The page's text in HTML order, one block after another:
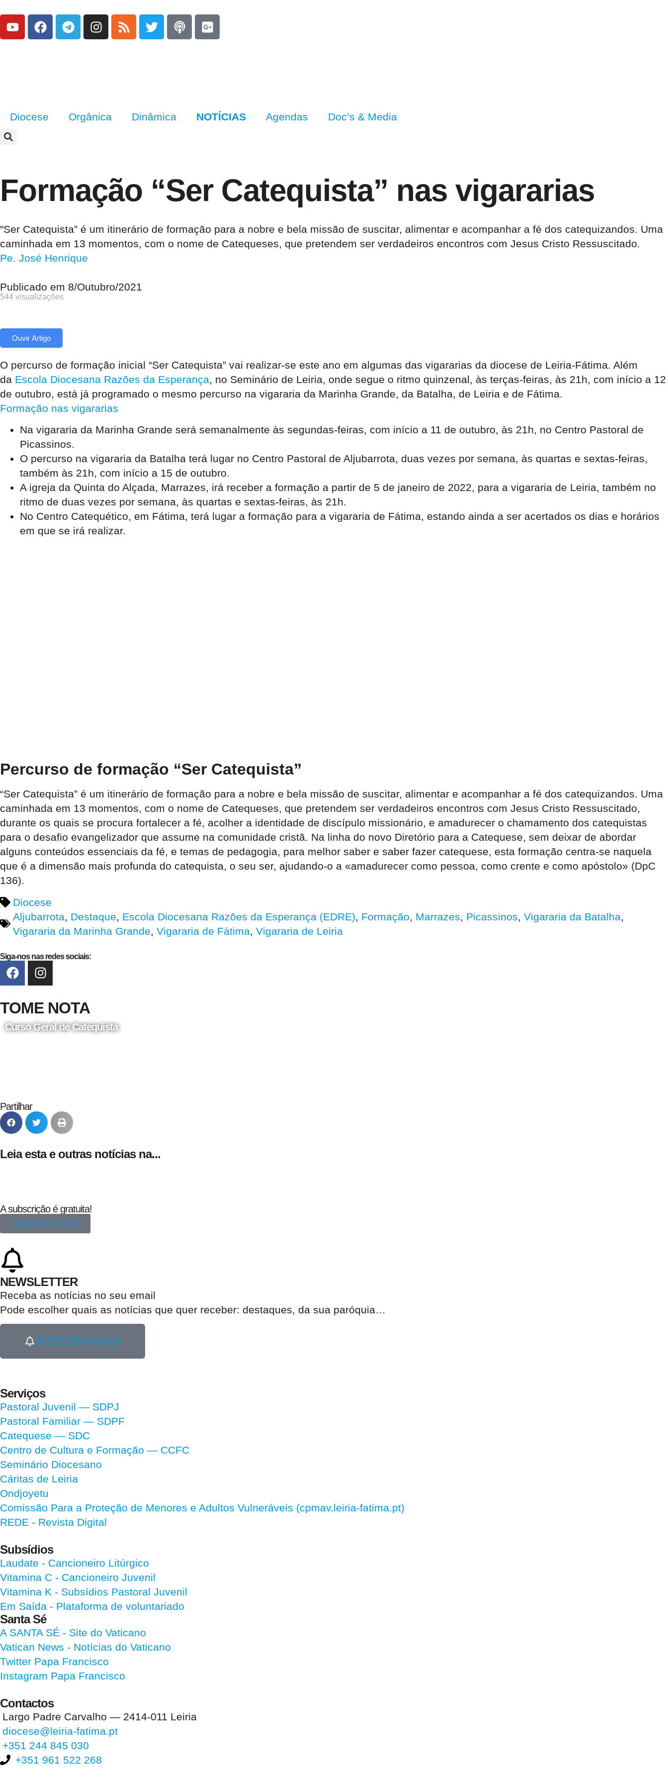
Diocese Orgânica Dinâmica NOTÍCIAS Agendas Doc’s & Media
Formação “Ser Catequista” nas vigararias
"Ser Catequista” é um itinerário de formação para a nobre e bela missão de suscitar, alimentar e acompanhar a fé dos catequizandos. Uma
caminhada em 13 momentos, com o nome de Catequeses, que pretendem ser verdadeiros encontros com Jesus Cristo Ressuscitado.
Pe. José Henrique
Publicado em 8/Outubro/2021
544 visualizações
Ouvir Artigo
O percurso de formação inicial “Ser Catequista” vai realizar-se este ano em algumas das vigararias da diocese de Leiria-Fátima. Além
da Escola Diocesana Razões da Esperança, no Seminário de Leiria, onde segue o ritmo quinzenal, às terças-feiras, às 21h, com início a 12
de outubro, está já programado o mesmo percurso na vigararia da Marinha Grande, da Batalha, de Leiria e de Fátima.
Formação nas vigararias
Na vigararia da Marinha Grande será semanalmente às segundas-feiras, com início a 11 de outubro, às 21h, no Centro Pastoral de
Picassinos.
O percurso na vigararia da Batalha terá lugar no Centro Pastoral de Aljubarrota, duas vezes por semana, às quartas e sextas-feiras,
também às 21h, com início a 15 de outubro.
A igreja da Quinta do Alçada, Marrazes, irá receber a formação a partir de 5 de janeiro de 2022, para a vigararia de Leiria, também no
ritmo de duas vezes por semana, às quartas e sextas-feiras, às 21h.
No Centro Catequético, em Fátima, terá lugar a formação para a vigararia de Fátima, estando ainda a ser acertados os dias e horários
em que se irá realizar.
Percurso de formação “Ser Catequista”
“Ser Catequista” é um itinerário de formação para a nobre e bela missão de suscitar, alimentar e acompanhar a fé dos catequizandos. Uma
caminhada em 13 momentos, com o nome de Catequeses, que pretendem ser verdadeiros encontros com Jesus Cristo Ressuscitado,
durante os quais se procura fortalecer a fé, acolher a identidade de discípulo missionário, e amadurecer o chamamento dos catequistas
para o desafio evangelizador que assume na comunidade cristã. Na linha do novo Diretório para a Catequese, sem deixar de abordar
alguns conteúdos essenciais da fé, e temas de pedagogia, para melhor saber e saber fazer catequese, esta formação centra-se naquela
que é a dimensão mais profunda do catequista, o seu ser, ajudando-o a «amadurecer como pessoa, como crente e como apóstolo» (DpC
136).
Diocese
Aljubarrota, Destaque, Escola Diocesana Razões da Esperança (EDRE), Formação, Marrazes, Picassinos, Vigararia da Batalha,
Vigararia da Marinha Grande, Vigararia de Fátima, Vigararia de Leiria
Siga-nos nas redes sociais:
TOME NOTA
Curso Geral de Catequista
Partilhar
Leia esta e outras notícias na...
A subscrição é gratuita!
Subscrever a REDE
NEWSLETTER
Receba as notícias no seu email​
Pode escolher quais as notícias que quer receber: destaques, da sua paróquia…
SUBSCREVA AQUI
Serviços
Pastoral Juvenil — SDPJ
Pastoral Familiar — SDPF
Catequese — SDC
Centro de Cultura e Formação — CCFC
Seminário Diocesano
Cáritas de Leiria
Ondjoyetu
Comissão Para a Proteção de Menores e Adultos Vulneráveis (cpmav.leiria-fatima.pt)
REDE - Revista Digital
Subsídios
Laudate - Cancioneiro Litúrgico
Vitamina C - Cancioneiro Juvenil
Vitamina K - Subsídios Pastoral Juvenil
Em Saída - Plataforma de voluntariado
Santa Sé
A SANTA SÉ - Site do Vaticano
Vatican News - Notícias do Vaticano
Twitter Papa Francisco
Instagram Papa Francisco
Contactos
Largo Padre Carvalho — 2414-011 Leiria
diocese@leiria-fatima.pt
+351 244 845 030
+351 961 522 268